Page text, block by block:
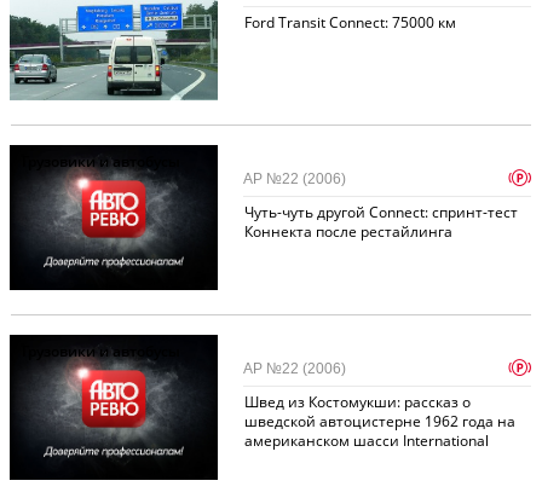
Ford Transit Connect: 75000 км
Грузовики и автобусы
Чуть-чуть другой Connect: спринт-тест
Коннекта после рестайлинга
АР №22 (2006) p
Грузовики и автобусы
Швед из Костомукши: рассказ о
шведской автоцистерне 1962 года на
американском шасси International
АР №22 (2006) p